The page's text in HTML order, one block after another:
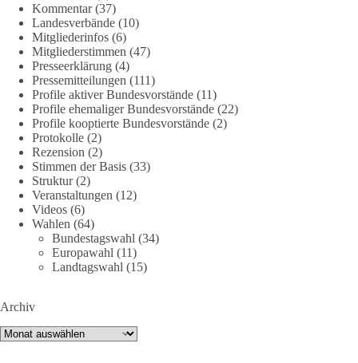
Wie siehst du das?
🤝 Jetzt Politik für die Menschen mitgestalten:
https://diebasis.de/mitgliedschaft/
#dieBasis #energiewende #strompreise #wettbewerb
7
DieBasis
1 Tag zuvor
⚡️ NATO-Gipfel in Ankara: Kriegskonferenz statt
Friedensgipfel!?
Staats- und Regierungschefs zum NATO-Gipfel in der Türkei.
Von der NATO wird behauptet, sie sei das wichtigste
Kommentar(37)
Landesverbände (10)
Mitgliederinfos (6)
Mitgliederstimmen (47)
Presseerklärung (4)
Pressemitteilungen (111)
Profile aktiver Bundesvorstände (11)
Profile ehemaliger Bundesvorstände (22)
Profile kooptierte Bundesvorstände (2)
Protokolle (2)
Rezension (2)
Stimmen der Basis (33)
Struktur(2)
Veranstaltungen (12)
Videos (6)
Wahlen (64)
Bundestagswahl (34)
Europawahl (11)
Landtagswahl (15)
Archiv
Archiv